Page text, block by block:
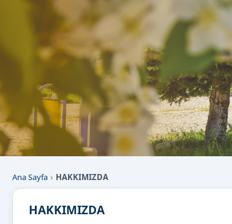
Ana Sayfa HAKKIMIZDA
HAKKIMIZDA